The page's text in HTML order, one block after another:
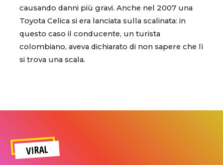
causando danni più gravi. Anche nel 2007 una
Toyota Celica si era lanciata sulla scalinata: in
questo caso il conducente, un turista
colombiano, aveva dichiarato di non sapere che lì
si trova una scala.
VIRAL